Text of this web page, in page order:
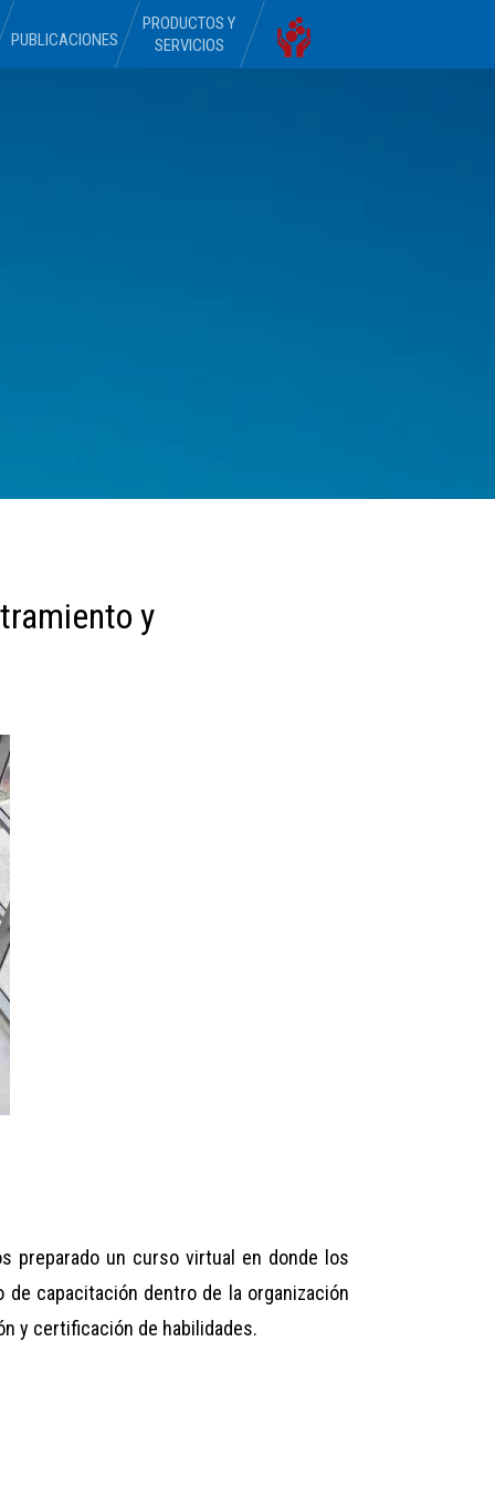
PUBLICACIONES
PRODUCTOS Y
SERVICIOS
y
preparado un curso virtual en donde los
capacitación dentro de la organización
y certificación de habilidades.